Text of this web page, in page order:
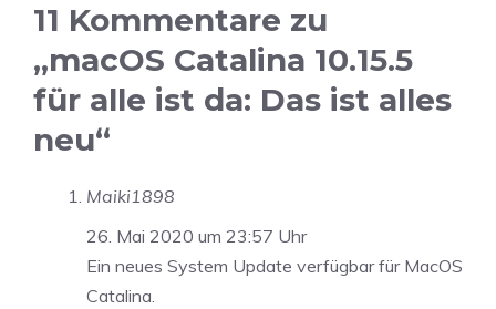
11 Kommentare zu
„macOS Catalina 10.15.5
für alle ist da: Das ist alles
neu“
Maiki1898
26. Mai 2020 um 23:57 Uhr
Ein neues System Update verfügbar für MacOS
Catalina.